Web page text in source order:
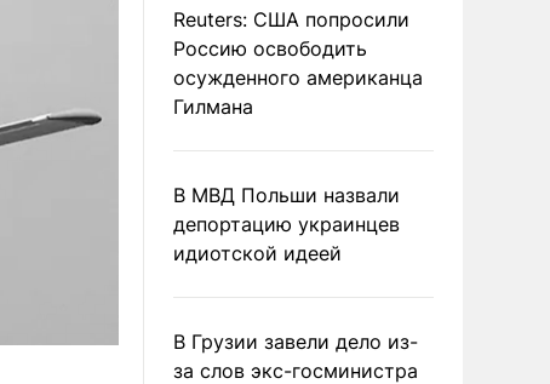
Reuters: США попросили
Россию освободить
осужденного американца
Гилмана
В МВД Польши назвали
депортацию украинцев
идиотской идеей
В Грузии завели дело из-
за слов экс-госминистра